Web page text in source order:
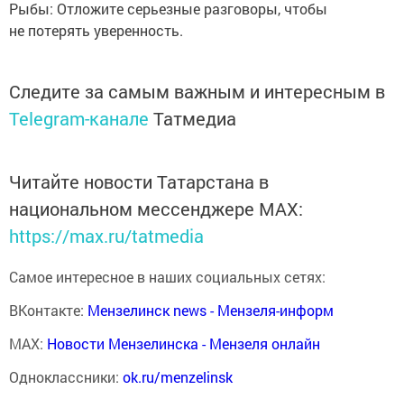
Рыбы: Отложите серьезные разговоры, чтобы
не потерять уверенность.
Следите за самым важным и интересным в
Telegram-канале Татмедиа
Читайте новости Татарстана в
национальном мессенджере MАХ:
https://max.ru/tatmedia
Самое интересное в наших социальных сетях:
ВКонтакте: Мензелинск news - Мензеля-информ
MAX: Новости Мензелинска - Мензеля онлайн
Одноклассники: ok.ru/menzelinsk